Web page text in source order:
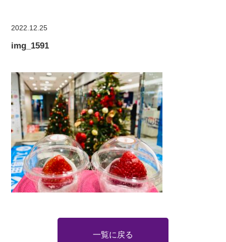
2022.12.25
img_1591
一覧に戻る